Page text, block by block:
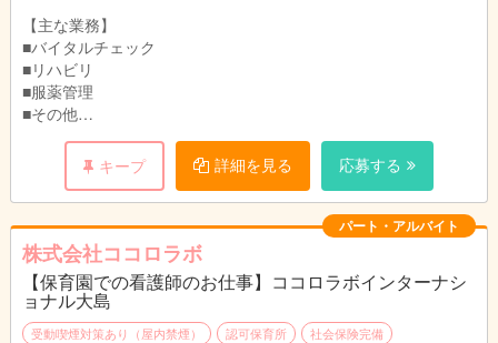
【主な業務】
■バイタルチェック
■リハビリ
■服薬管理
■その他
精神科に特化した訪問看護で、
バイタルチェックや
リハビリ、日常生活のサポートなど看護業務全般をお任せしま
す。
利用者様のご自宅にそれぞれ訪問するので
業務と合わせてゆっくり日常会話も楽しんだり、
一人一人にしっかり向き合う事ができます。
自宅から訪問先まで、社用車でそのまま直行直帰OK。
キープ 詳細を見る 応募する
パート・アルバイト
株式会社ココロラボ
【保育園での看護師のお仕事】ココロラボインターナシ
ョナル大島
受動喫煙対策あり（屋内禁煙） 認可保育所
社会保険完備